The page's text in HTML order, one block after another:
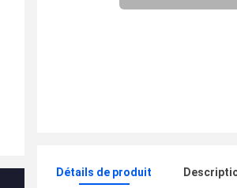
Détails de produit